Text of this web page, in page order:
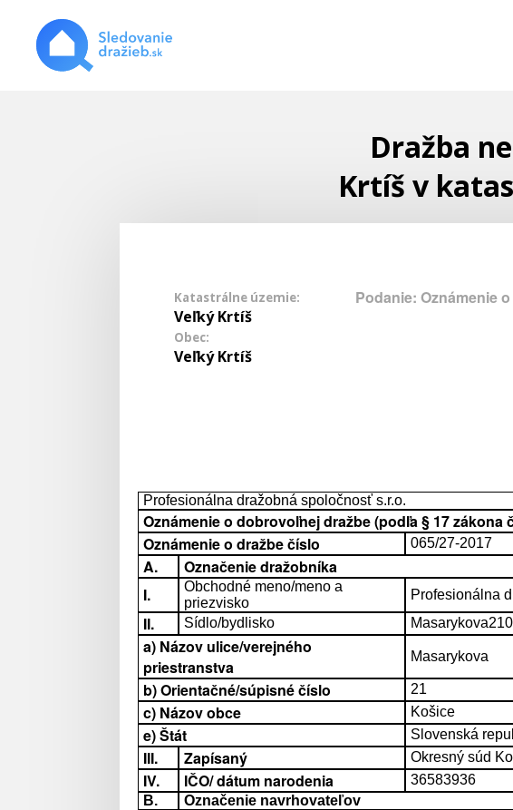
Dražba
Krtíš v
Katastrálne územie:
Veľký Krtíš
Obec:
Veľký Krtíš
Podanie: Oznámenie
Profesionálna dražobná spoločnosť s.r.o.
Oznámenie o dobrovoľnej dražbe (podľa § 17 zákona
Oznámenie o dražbe číslo
065/27-2017
A.
Označenie dražobníka
I.
Obchodné meno/meno a
priezvisko
Profesionálna
II. Sídlo/bydlisko
a) Názov ulice/verejného
priestranstva
Masarykova
b) Orientačné/súpisné číslo 21
c) Názov obce Košice
e) Štát Slovenská
III. Zapísaný Okresný súd
IV. IČO/ dátum narodenia
36583936
B.
Označenie navrhovateľov